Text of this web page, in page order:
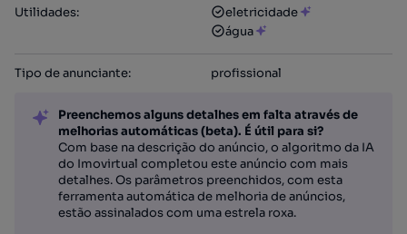
Utilidades:
eletricidade
água
Tipo de anunciante: profissional
Preenchemos alguns detalhes em falta através de
melhorias automáticas (beta). É útil para si?
Com base na descrição do anúncio, o algoritmo da IA
do Imovirtual completou este anúncio com mais
detalhes. Os parâmetros preenchidos, com esta
ferramenta automática de melhoria de anúncios,
estão assinalados com uma estrela roxa.